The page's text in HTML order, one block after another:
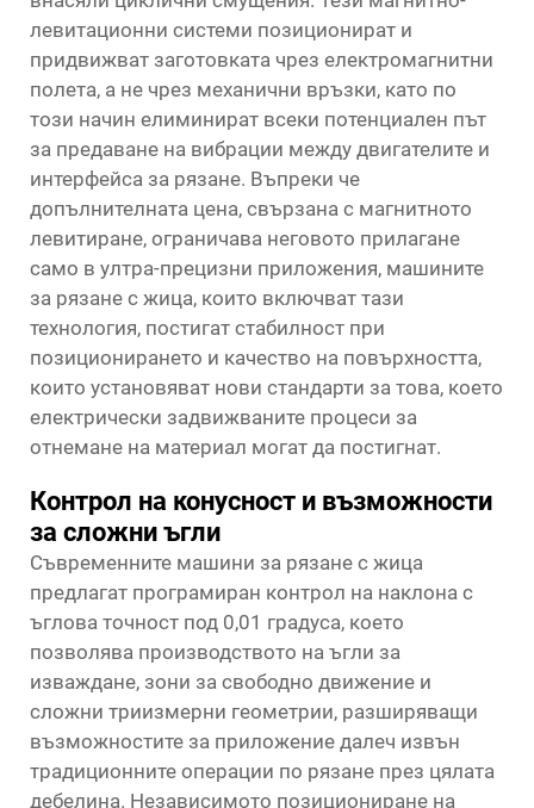
левитационни системи позиционират и
придвижват заготовката чрез електромагнитни
полета, а не чрез механични връзки, като по
този начин елиминират всеки потенциален път
за предаване на вибрации между двигателите и
интерфейса за рязане. Въпреки че
допълнителната цена, свързана с магнитното
левитиране, ограничава неговото прилагане
само в ултра-прецизни приложения, машините
за рязане с жица, които включват тази
технология, постигат стабилност при
позиционирането и качество на повърхността,
които установяват нови стандарти за това, което
електрически задвижваните процеси за
отнемане на материал могат да постигнат.
Контрол на конусност и възможности
за сложни ъгли
Съвременните машини за рязане с жица
предлагат програмиран контрол на наклона с
ъглова точност под 0,01 градуса, което
позволява производството на ъгли за
изваждане, зони за свободно движение и
сложни триизмерни геометрии, разширяващи
възможностите за приложение далеч извън
традиционните операции по рязане през цялата
дебелина. Независимото позициониране на